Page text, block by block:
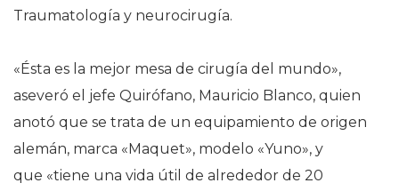
Traumatología y neurocirugía.
«Ésta es la mejor mesa de cirugía del mundo»,
aseveró el jefe Quirófano, Mauricio Blanco, quien
anotó que se trata de un equipamiento de origen
alemán, marca «Maquet», modelo «Yuno», y
que «tiene una vida útil de alrededor de 20